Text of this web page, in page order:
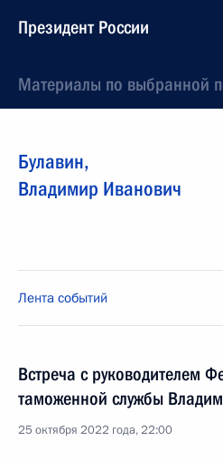
Президент России
Материалы по выбранной
Булавин,
Владимир Иванович
Лента событий
Встреча с руководителем
таможенной службы
25 октября 2022 года, 22:00